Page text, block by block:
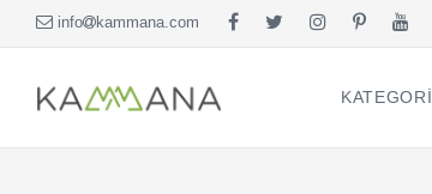
info kammana.com
KATEGORI